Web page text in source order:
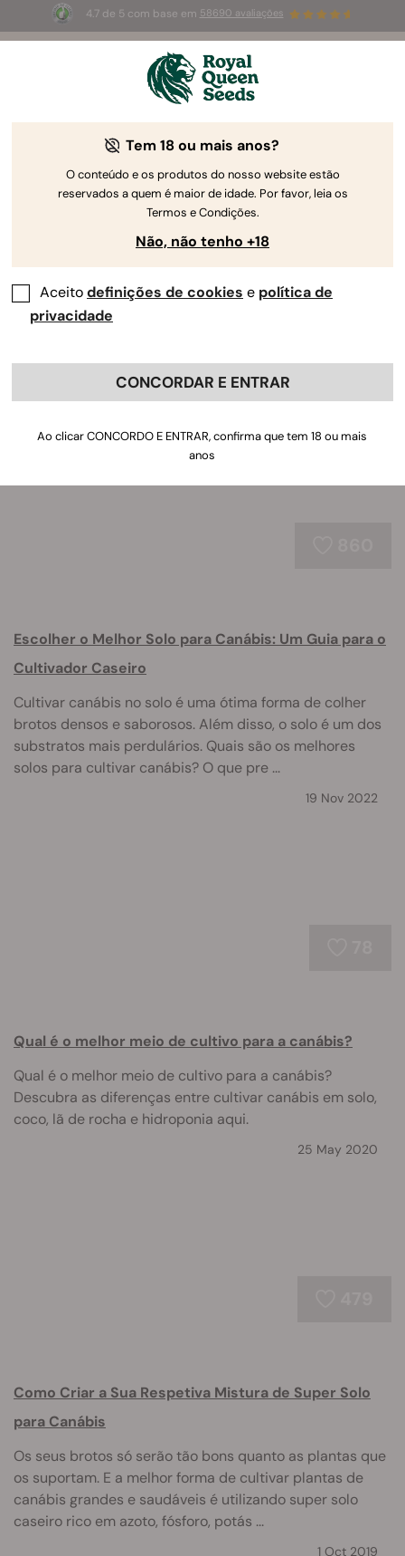
4.7 de 5 com base em 58690 avaliações
3 sementes White Widow Auto
The RQS Blog
Cultivar Canábis Ciência da Canábis e Bem-
Os vasos e o solo são um componente fundamental do
cultivo de canábis. Quer precise de ajuda para escolher
para criar o melhor solo para vasos, nós temos uma
imensidão de informação para partilhar consigo. Tudo o
que tem de fazer é navegar abaixo.
Escolher o Melhor Solo para Canábis: Um Guia para o
Cultivador Caseiro
Cultivar canábis no solo é uma ótima forma de colher
brotos densos e saborosos. Além disso, o solo é um dos
substratos mais perdulários. Quais são os melhores
solos para cultivar canábis? O que pre ...
19 Nov 2022
Qual é o melhor meio de cultivo para a canábis?
Qual é o melhor meio de cultivo para a canábis?
Descubra as diferenças entre cultivar canábis em solo,
coco, lã de rocha e hidroponia aqui.
25 May 2020
Como Criar a Sua Respetiva Mistura de Super Solo
para Canábis
Os seus brotos só serão tão bons quanto as plantas que
os suportam. E a melhor forma de cultivar plantas de
canábis grandes e saudáveis é utilizando super solo
caseiro rico em azoto, fósforo, potás ...
1 Oct 2019
Tem 18 ou mais anos?
O conteúdo e os produtos do nosso website estão
reservados a quem é maior de idade. Por favor, leia os
Termos e Condições.
Não, não tenho +18
Aceitodefinições de cookies e política de
privacidade
CONCORDAR E ENTRAR
Ao clicar CONCORDO E ENTRAR, confirma que tem 18 ou mais
anos